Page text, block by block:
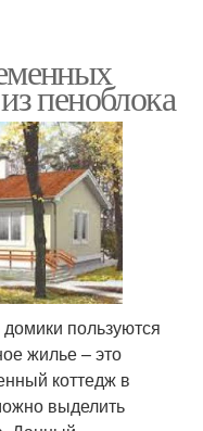
пеноблока
пользуются
жилье – это
коттедж в
выделить